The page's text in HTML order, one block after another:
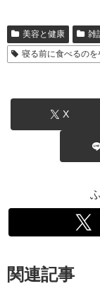
美容と健康 雑
寝る前に食べるのを
X
関連記事